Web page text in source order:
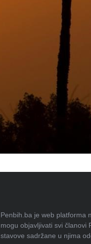
Penbih.ba je web platforma
mogu objavljivati svi članovi
stavove sadržane u njima